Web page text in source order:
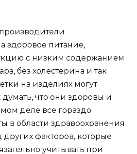
здоровое питание,
с низким содержанием
без холестерина и так
на изделиях могут
думать, что они здоровы и
деле все гораздо
в области здравоохранения
других факторов, которые
учитывать при